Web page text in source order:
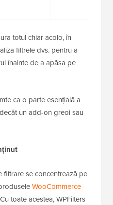
totul chiar acolo, în
filtrele dvs. pentru a
înainte de a apăsa pe
ca o parte esențială a
un add-on greoi sau
se concentrează pe
WooCommerce
toate acestea, WPFilters